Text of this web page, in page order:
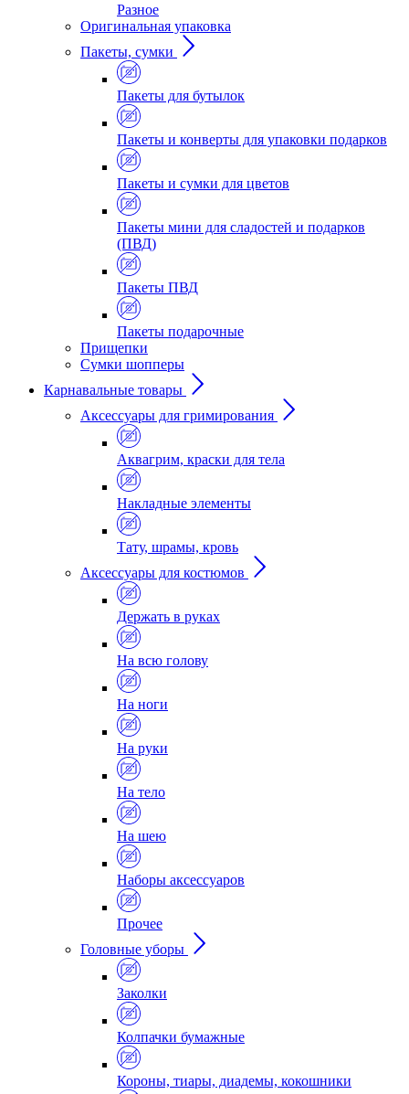
Разное
Оригинальная упаковка
Пакеты, сумки
Пакеты для бутылок
Пакеты и конверты для упаковки подарков
Пакеты и сумки для цветов
Пакеты мини для сладостей и подарков
(ПВД)
Пакеты ПВД
Пакеты подарочные
Прищепки
Сумки шопперы
Карнавальные товары
Аксессуары для гримирования
Аквагрим, краски для тела
Накладные элементы
Тату, шрамы, кровь
Аксессуары для костюмов
Держать в руках
На всю голову
На ноги
На руки
На тело
На шею
Наборы аксессуаров
Прочее
Головные уборы
Заколки
Колпачки бумажные
Короны, тиары, диадемы, кокошники